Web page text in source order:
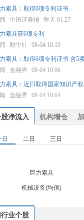
索具：取得6项专利证书
中国证券报
昨天 01:27
索具获6项专利
财中社
08-04 10:19
索具：取得6项专利证书 含5
金融界
08-04 10:06
索具：近日取得国家知识产
金融界 08-04 10:04
净流入 机构增仓
日 二日 三日
巨力索具
机械设备(均值)
行业个股